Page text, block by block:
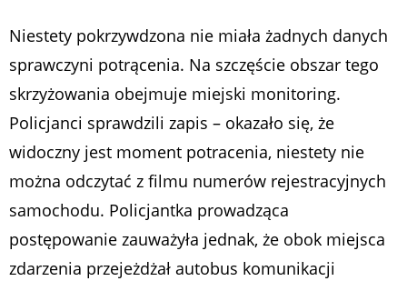
Niestety pokrzywdzona nie miała żadnych danych
sprawczyni potrącenia. Na szczęście obszar tego
skrzyżowania obejmuje miejski monitoring.
Policjanci sprawdzili zapis – okazało się, że
widoczny jest moment potracenia, niestety nie
można odczytać z filmu numerów rejestracyjnych
samochodu. Policjantka prowadząca
postępowanie zauważyła jednak, że obok miejsca
zdarzenia przejeżdżał autobus komunikacji